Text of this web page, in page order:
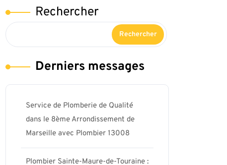
Rechercher
Rechercher
Derniers messages
Service de Plomberie de Qualité
dans le 8ème Arrondissement de
Marseille avec Plombier 13008
Plombier Sainte-Maure-de-Touraine :